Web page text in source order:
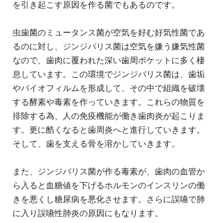
を引き起こす原因を作る菌でもあるのです。
虫歯菌のミュータンス菌が空気を好む好気性菌であ
るのに対し、ジンジバリス菌は空気を嫌う嫌気性菌
なので、歯肉に覆われた深い歯周ポケットに多く棲
息しています。この環境でジンジバリス菌は、歯垢
やバイオフィルムを形成して、その中で組織を破壊
する酵素や毒素を作っていきます。これらの物質を
排除する為、人の免疫機能が働き歯肉炎が起こりま
す。更に酷くなると歯周炎へと進行していきます。
そして、歯を支える骨を溶かしていきます。
また、ジンジバリス菌が作る毒素が、歯肉の血管か
ら入ると血糖値を下げるホルモンのインスリンの働
きを悪くし糖尿病を悪化させます。さらに誤嚥で肺
に入り誤嚥性肺炎の原因にもなります。